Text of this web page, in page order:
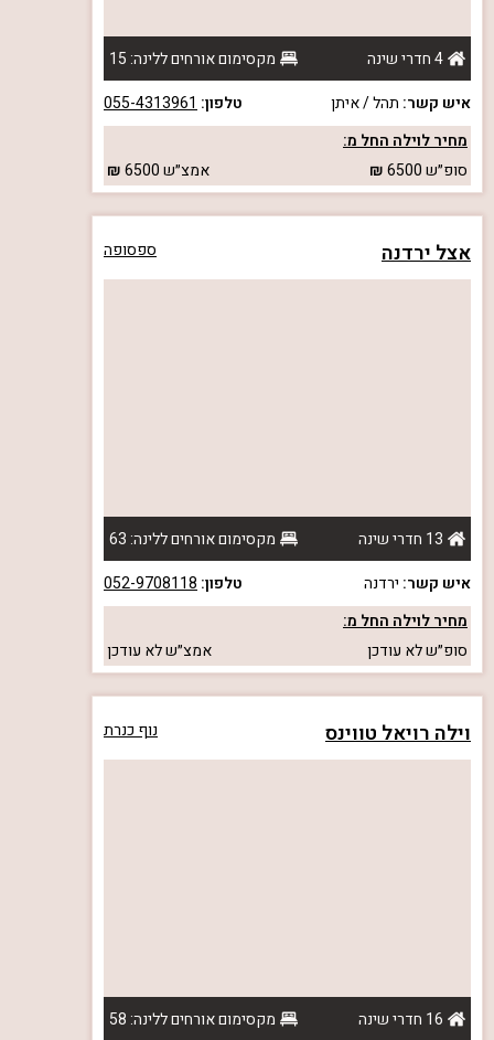
4 חדרי שינה
מקסימום אורחים ללינה: 15
איש קשר: תהל / איתן טלפון: 055-4313961
מחיר לוילה החל מ:
סופ״ש6500 אמצ״ש6500
אצל ירדנה ספסופה
13 חדרי שינה
מקסימום אורחים ללינה: 63
איש קשר: ירדנה טלפון: 052-9708118
מחיר לוילה החל מ:
סופ״שלא עודכן אמצ״שלא עודכן
וילה רויאל טווינס נוף כנרת
16 חדרי שינה
מקסימום אורחים ללינה: 58